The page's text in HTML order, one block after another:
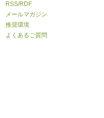
RSS/RDF
メールマガジン
推奨環境
よくあるご質問